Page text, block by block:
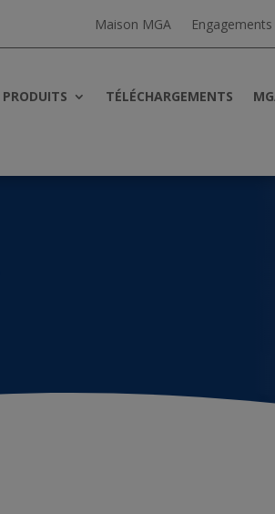
Maison MGA Engagements
PRODUITS TÉLÉCHARGEMENTS